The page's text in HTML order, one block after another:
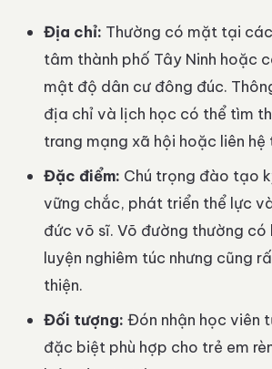
Địa chỉ: Thường có mặt tại
tâm thành phố Tây Ninh hoặc
mật độ dân cư đông đúc.
địa chỉ và lịch học có thể tìm
trang mạng xã hội hoặc liên
Đặc điểm: Chú trọng đào tạo
vững chắc, phát triển thể lực
đức võ sĩ. Võ đường thường có
luyện nghiêm túc nhưng cũng
thiện.
Đối tượng: Đón nhận học viên
đặc biệt phù hợp cho trẻ em